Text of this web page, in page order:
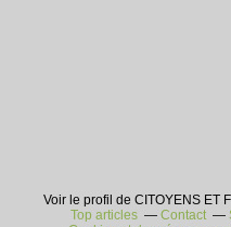
Voir le profil de CITOYENS ET
Top articles
Contact